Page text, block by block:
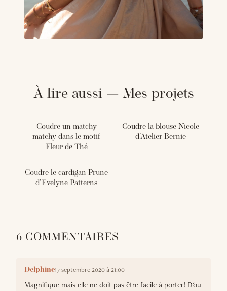
À lire aussi — Mes projets
Coudre un matchy
matchy dans le motif
Fleur de Thé
Coudre la blouse Nicole
d'Atelier Bernie
Coudre le cardigan Prune
d'Evelyne Patterns
6 COMMENTAIRES
Delphine17 septembre 2020 à 21:00
Magnifique mais elle ne doit pas être facile à porter! D'ou